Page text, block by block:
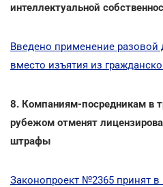
интеллектуальной
Введено применение
вместо изъятия из
8. Компаниям-посредникам в
рубежом отменят
штрафы
Законопроект №2365 принят